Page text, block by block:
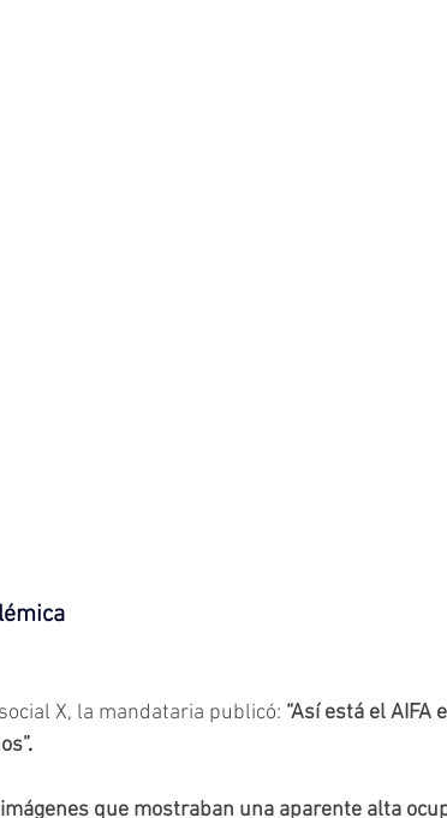
X, la mandataria publicó: “Así está el AIFA
.
imágenes que mostraban una aparente alta